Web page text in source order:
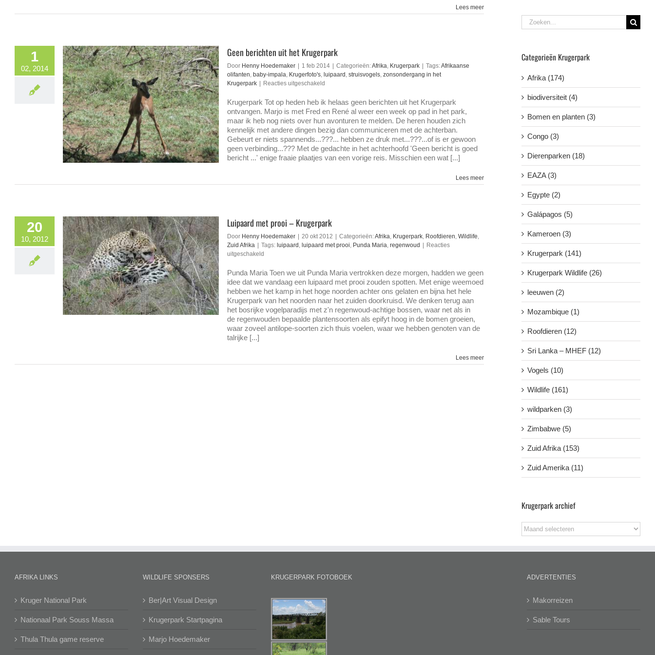
Lees meer
1
02, 2014
Geen berichten uit het Krugerpark
Door Henny Hoedemaker 1 feb 2014 Categorieën:Afrika, Krugerpark Tags:Afrikaanse
olifanten, baby-impala, Krugerfoto's, luipaard , struisvogels, zonsondergang in het
Krugerpark
Reacties uitgeschakeld
berichten
uit
het
Krugerpark
Krugerpark Tot op heden heb ik helaas geen berichten uit het Krugerpark
ontvangen. Marjo is met Fred en René al weer een week op pad in het park,
maar ik heb nog niets over hun avonturen te melden. De heren houden zich
kennelijk met andere dingen bezig dan communiceren met de achterban.
Gebeurt er niets spannends...???... hebben ze druk met...???...of is er gewoon
geen verbinding...??? Met de gedachte in het achterhoofd 'Geen bericht is goed
bericht ...' enige fraaie plaatjes van een vorige reis. Misschien een wat [...]
Lees meer
20
10, 2012
Luipaard met prooi – Krugerpark
Door Henny Hoedemaker 20 okt 2012 Categorieën:Afrika, Krugerpark, Roofdieren, Wildlife,
Zuid Afrika
Tags: luipaard , luipaard met prooi, Punda Maria, regenwoud
Reacties
uitgeschakeld
met
prooi
–
Krugerpark
Punda Maria Toen we uit Punda Maria vertrokken deze morgen, hadden we geen
idee dat we vandaag een luipaard met prooi zouden spotten. Met enige weemoed
hebben we het kamp in het hoge noorden achter ons gelaten en bijna het hele
Krugerpark van het noorden naar het zuiden doorkruisd. We denken terug aan
het bosrijke vogelparadijs met z'n regenwoud-achtige bossen, waar net als in
de regenwouden bepaalde plantensoorten als epifyt hoog in de bomen groeien,
waar zoveel antilope-soorten zich thuis voelen, waar we hebben genoten van de
talrijke [...]
Lees meer
Zoeken
naar:
Categorieën Krugerpark
Afrika (174)
biodiversiteit (4)
Bomen en planten (3)
Congo (3)
Dierenparken (18)
EAZA (3)
Egypte (2)
Galápagos (5)
Kameroen (3)
Krugerpark (141)
Krugerpark Wildlife (26)
leeuwen (2)
Mozambique (1)
Roofdieren (12)
Sri Lanka – MHEF (12)
Vogels (10)
Wildlife (161)
wildparken (3)
Zimbabwe (5)
Zuid Afrika (153)
Zuid Amerika (11)
Krugerpark archief
Krugerpark
archief
AFRIKA LINKS
Kruger National Park
Nationaal Park Souss Massa
Thula Thula game reserve
WILDLIFE SPONSERS
Ber|Art Visual Design
Krugerpark Startpagina
Marjo Hoedemaker
KRUGERPARK FOTOBOEK ADVERTENTIES
Makorreizen
Sable Tours